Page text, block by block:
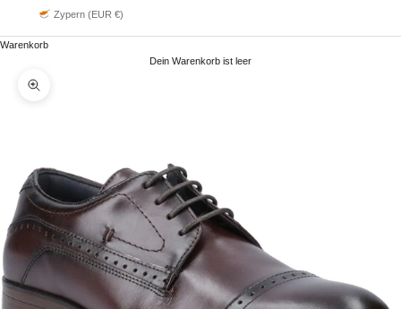
Zypern (EUR €)
Warenkorb
Dein Warenkorb ist leer
Bild vergrößern